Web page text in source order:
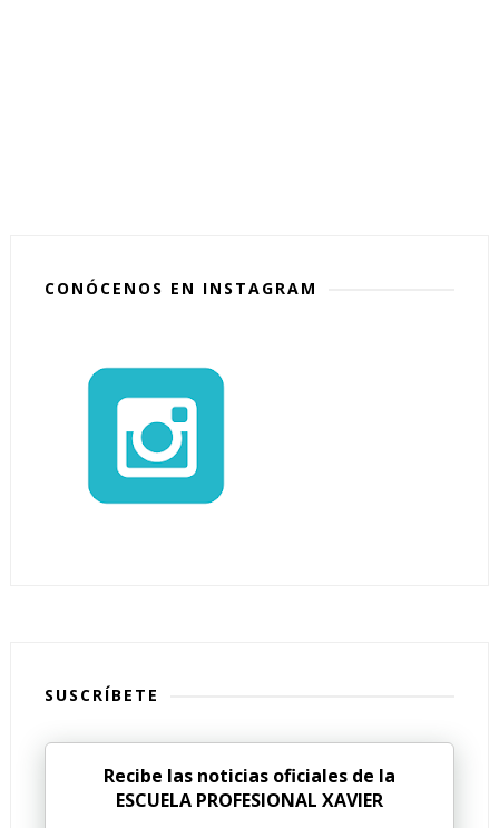
CONÓCENOS EN INSTAGRAM
SUSCRÍBETE
Recibe las noticias oficiales de la
ESCUELA PROFESIONAL XAVIER